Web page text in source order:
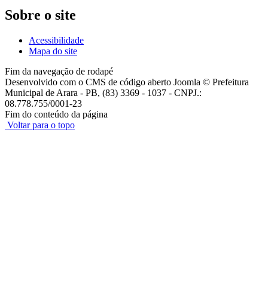
Sobre o site
Acessibilidade
Mapa do site
Fim da navegação de rodapé
Desenvolvido com o CMS de código aberto Joomla © Prefeitura
Municipal de Arara - PB, (83) 3369 - 1037 - CNPJ.:
08.778.755/0001-23
Fim do conteúdo da página
Voltar para o topo